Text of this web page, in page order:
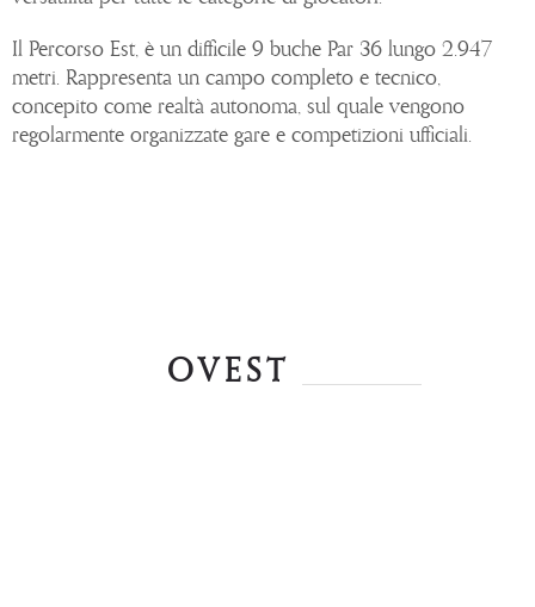
Il Percorso Est, è un difficile 9 buche Par 36 lungo 2.947
metri. Rappresenta un campo completo e tecnico,
concepito come realtà autonoma, sul quale vengono
regolarmente organizzate gare e competizioni ufficiali.
OVEST